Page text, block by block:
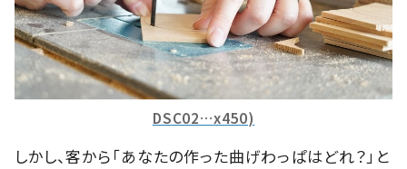
DSC02…x450)
しかし、客から「あなたの作った曲げわっぱはどれ？」と